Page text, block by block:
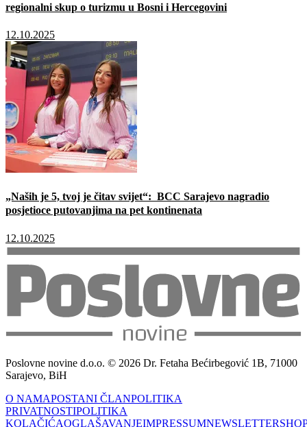
regionalni skup o turizmu u Bosni i Hercegovini
12.10.2025
„Naših je 5, tvoj je čitav svijet“: BCC Sarajevo nagradio
posjetioce putovanjima na pet kontinenata
12.10.2025
Poslovne novine d.o.o. © 2026 Dr. Fetaha Bećirbegović 1B, 71000
Sarajevo, BiH
O NAMAPOSTANI ČLANPOLITIKA
PRIVATNOSTIPOLITIKA
KOLAČIĆAOGLAŠAVANJEIMPRESSUMNEWSLETTER